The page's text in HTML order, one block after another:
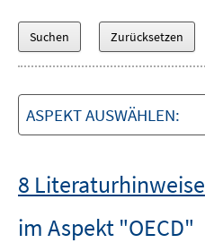
ASPEKT AUSWÄHLEN:
8 Literaturhinweise
im Aspekt "OECD"